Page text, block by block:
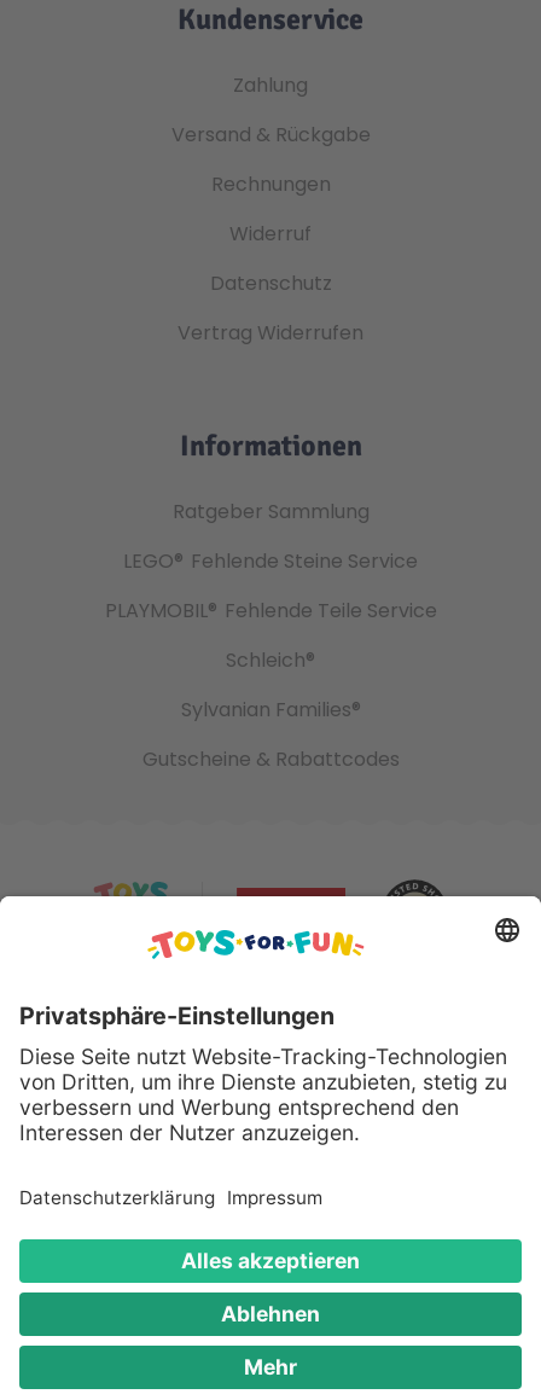
Kundenservice
Zahlung
Versand & Rückgabe
Rechnungen
Widerruf
Datenschutz
Vertrag Widerrufen
Informationen
Ratgeber Sammlung
LEGO® Fehlende Steine Service
PLAYMOBIL® Fehlende Teile Service
Schleich®
Sylvanian Families®
Gutscheine & Rabattcodes
Sicher bezahlen mit:
Alle genannten Produkte und Logos sind eingetragene
Warenzeichen der jeweiligen Hersteller.
Copyright © 2008 - 2026 Toys for Fun GmbH - Alle
Rechte vorbehalten